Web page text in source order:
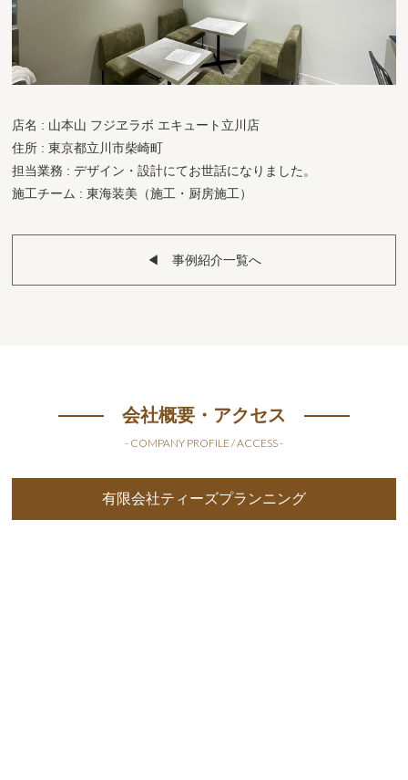
店名 : 山本山 フジヱラボ エキュート立川店
住所 : 東京都立川市柴崎町
担当業務 : デザイン・設計にてお世話になりました。
施工チーム : 東海装美（施工・厨房施工）
◀︎ 事例紹介一覧へ
会社概要・アクセス
- COMPANY PROFILE / ACCESS -
有限会社ティーズプランニング